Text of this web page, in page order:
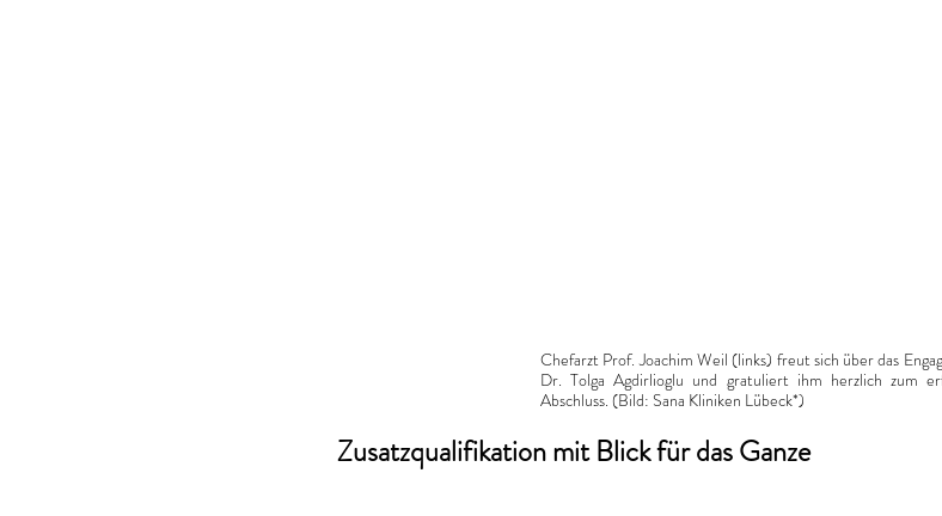
Chefarzt Prof. Joachim Weil (links) freut sich über das
Dr. Tolga Agdirlioglu und gratuliert ihm herzlich zum
Abschluss. (Bild: Sana Kliniken Lübeck*)
Zusatzqualifikation mit Blick für das Ganze